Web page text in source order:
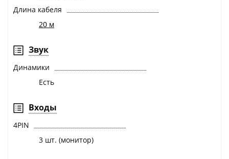
Длина кабеля
20 м
Звук
Динамики
Есть
Входы
4PIN
3 шт. (монитор)